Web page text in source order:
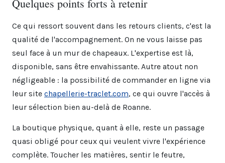
Quelques points forts à retenir
Ce qui ressort souvent dans les retours clients, c'est la
qualité de l'accompagnement. On ne vous laisse pas
seul face à un mur de chapeaux. L'expertise est là,
disponible, sans être envahissante. Autre atout non
négligeable : la possibilité de commander en ligne via
leur site chapellerie-traclet.com, ce qui ouvre l'accès à
leur sélection bien au-delà de Roanne.
La boutique physique, quant à elle, reste un passage
quasi obligé pour ceux qui veulent vivre l'expérience
complète. Toucher les matières, sentir le feutre,